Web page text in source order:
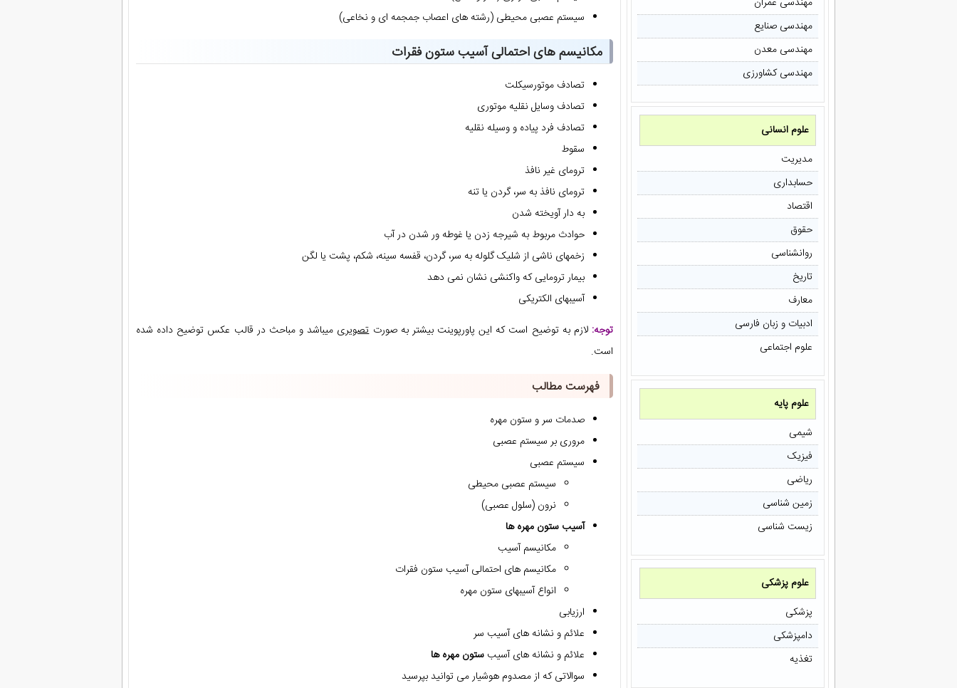
مهندسی صنایع
مهندسی معدن
مهندسی کشاورزی
علوم انسانی
مدیریت
حسابداری
اقتصاد
حقوق
روانشناسی
تاریخ
معارف
ادبیات و زبان فارسی
علوم اجتماعی
علوم پایه
شیمی
فیزیک
ریاضی
زمین شناسی
زیست شناسی
علوم پزشکی
پزشکی
دامپزشکی
تغذیه
سیستم عصبی محیطی (رشته های اعصاب جمجمه ای و نخاعی)
مکانیسم های احتمالی آسیب ستون فقرات
تصادف موتورسیکلت
تصادف وسایل نقلیه موتوری
تصادف فرد پیاده و وسیله نقلیه
سقوط
ترومای غیر نافذ
ترومای نافذ به سر، گردن یا تنه
به دار آویخته شدن
حوادث مربوط به شیرجه زدن یا غوطه ور شدن در آب
زخمهای ناشی از شلیک گلوله به سر، گردن، قفسه سینه، شکم، پشت یا لگن
بیمار ترومایی که واکنشی نشان نمی دهد
آسیبهای الکتریکی
توجه: لازم به توضیح است که این پاورپوینت بیشتر به صورتتصویری میباشد و مباحث در قالب عکس توضیح داده شده
است.
فهرست مطالب
صدمات سر و ستون مهره
مروری بر سیستم عصبی
سیستم عصبی
سیستم عصبی محیطی
نرون (سلول عصبی)
آسیب ستون مهره ها
مکانیسم آسیب
مکانیسم های احتمالی آسیب ستون فقرات
انواع آسیبهای ستون مهره
ارزیابی
علائم و نشانه های آسیب سر
علائم و نشانه های آسیب ستون مهره ها
سوالاتی که از مصدوم هوشیار می توانید بپرسید